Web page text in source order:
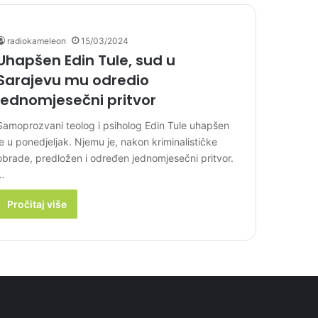
radiokameleon 15/03/2024
Edin Tule, sud u
mu odredio
pritvor
teolog i psiholog Edin Tule uhapšen
u ponedjeljak. Njemu je, nakon kriminalističke
predložen i određen jednomjesečni pritvor.
Pročitaj više